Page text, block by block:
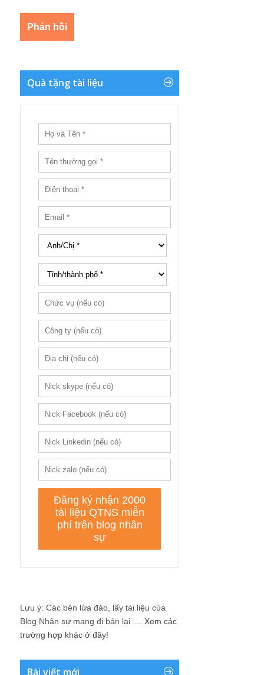
Quà tặng tài liệu
Lưu ý: Các bên lừa đảo, lấy tài liệu của
Blog Nhân sự mang đi bán lại .... Xem các
trường hợp khác ở đây!
Bài viết mới